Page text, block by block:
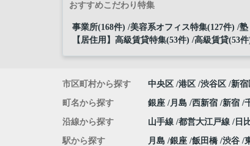
おすすめこだわり特集
事業所(168件) 美容系オフィス特集(127件) 塾
【居住用】高級賃貸特集(53件) 高級賃貸(53件
市区町村から探す 中央区 港区 渋谷区 新宿
町名から探す 銀座 月島 西新宿 新宿
沿線から探す 山手線 都営大江戸線 日
駅から探す 月島 銀座 飯田橋 渋谷